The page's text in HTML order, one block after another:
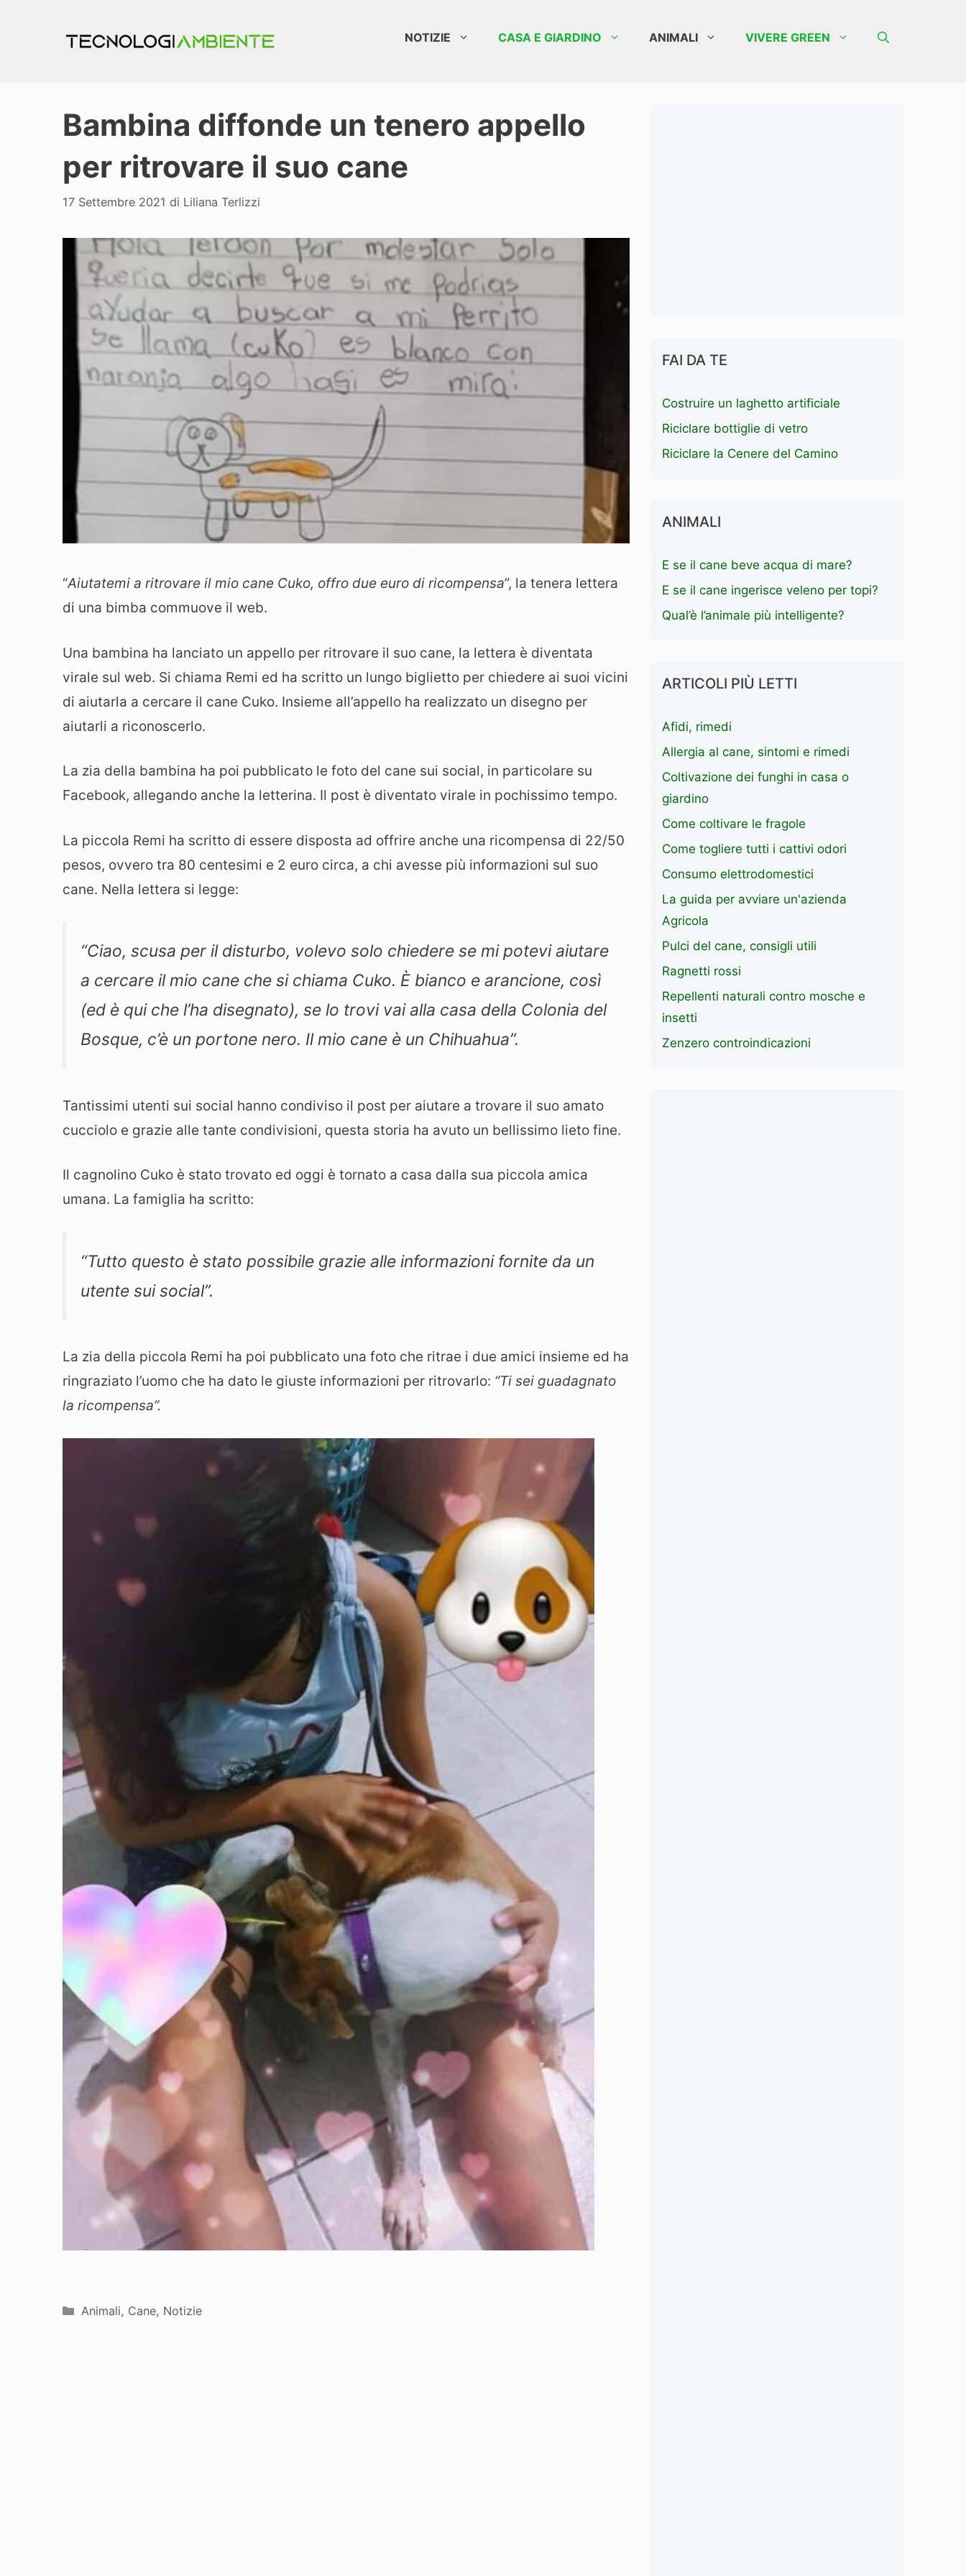
NOTIZIE CASA E GIARDINO ANIMALI VIVERE GREEN
Bambina diffonde un tenero appello
per ritrovare il suo cane
17 Settembre 2021 di Liliana Terlizzi
“Aiutatemi a ritrovare il mio cane Cuko, offro due euro di ricompensa”, la tenera lettera
di una bimba commuove il web.
Una bambina ha lanciato un appello per ritrovare il suo cane, la lettera è diventata
virale sul web. Si chiama Remi ed ha scritto un lungo biglietto per chiedere ai suoi vicini
di aiutarla a cercare il cane Cuko. Insieme all’appello ha realizzato un disegno per
aiutarli a riconoscerlo.
La zia della bambina ha poi pubblicato le foto del cane sui social, in particolare su
Facebook, allegando anche la letterina. Il post è diventato virale in pochissimo tempo.
La piccola Remi ha scritto di essere disposta ad offrire anche una ricompensa di 22/50
pesos, ovvero tra 80 centesimi e 2 euro circa, a chi avesse più informazioni sul suo
cane. Nella lettera si legge:
“Ciao, scusa per il disturbo, volevo solo chiedere se mi potevi aiutare
a cercare il mio cane che si chiama Cuko. È bianco e arancione, così
(ed è qui che l’ha disegnato), se lo trovi vai alla casa della Colonia del
Bosque, c’è un portone nero. Il mio cane è un Chihuahua”.
Tantissimi utenti sui social hanno condiviso il post per aiutare a trovare il suo amato
cucciolo e grazie alle tante condivisioni, questa storia ha avuto un bellissimo lieto fine.
Il cagnolino Cuko è stato trovato ed oggi è tornato a casa dalla sua piccola amica
umana. La famiglia ha scritto:
“Tutto questo è stato possibile grazie alle informazioni fornite da un
utente sui social”.
La zia della piccola Remi ha poi pubblicato una foto che ritrae i due amici insieme ed ha
ringraziato l’uomo che ha dato le giuste informazioni per ritrovarlo: “Ti sei guadagnato
la ricompensa”.
Categorie
Animali, Cane, Notizie
FAI DA TE
Costruire un laghetto artificiale
Riciclare bottiglie di vetro
Riciclare la Cenere del Camino
ANIMALI
E se il cane beve acqua di mare?
E se il cane ingerisce veleno per topi?
Qual’è l’animale più intelligente?
ARTICOLI PIÙ LETTI
Afidi, rimedi
Allergia al cane, sintomi e rimedi
Coltivazione dei funghi in casa o
giardino
Come coltivare le fragole
Come togliere tutti i cattivi odori
Consumo elettrodomestici
La guida per avviare un'azienda
Agricola
Pulci del cane, consigli utili
Ragnetti rossi
Repellenti naturali contro mosche e
insetti
Zenzero controindicazioni